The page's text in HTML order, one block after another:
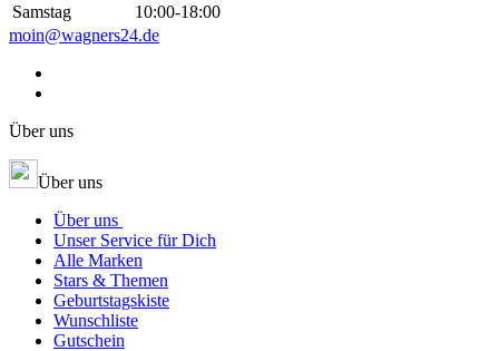
Samstag
10:00-18:00
moin@wagners24.de
Über uns
Über uns
Über uns
Unser Service für Dich
Alle Marken
Stars & Themen
Geburtstagskiste
Wunschliste
Gutschein